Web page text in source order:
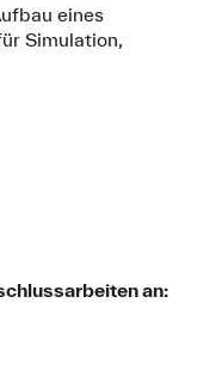
eines
Simulation,
an: